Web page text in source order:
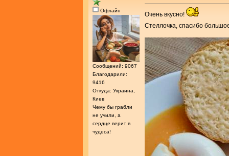
Офлайн
Сообщений: 9067
Благодарили:
9416
Откуда: Украина,
Киев
Чему бы грабли
не учили, а
сердце верит в
чудеса!
Очень вкусно!
Стеллочка, спасибо